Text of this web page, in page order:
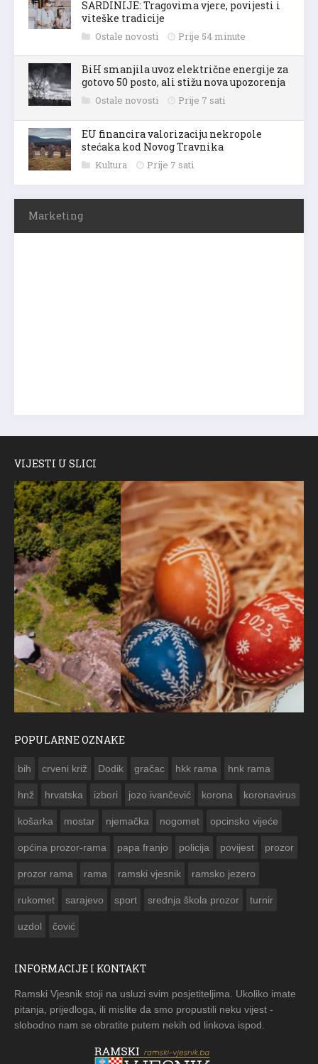
SARDINIJE: Tragovima vjere, povijesti i
viteške tradicije
Ostale novosti Prije 54 minute
BiH smanjila uvoz električne energije za
gotovo 50 posto, ali stižu nova upozorenja
Ostale novosti Prije 7 sati
EU financira valorizaciju nekropole
stećaka kod Novog Travnika
Kultura Prije 7 sati
Marketing
VIJESTI U SLICI
POPULARNE OZNAKE
bih crveni križ Dodik gračac hkk rama hnk rama
hnž hrvatska izbori jozo ivančević korona koronavirus
košarka mostar njemačka nogomet opcinsko vijeće
općina prozor-rama papa franjo policija povijest prozor
prozor rama rama ramski vjesnik ramsko jezero
rukomet sarajevo sport srednja škola prozor turnir
uzdol čović
INFORMACIJE I KONTAKT
Ramski Vjesnik stoji na usluzi svim posjetiteljima. Ukoliko imate
pitanja, prijedloga, ili mislite da smo propustili neku vijest -
slobodno nam se obratite putem nekih od linkova ispod.